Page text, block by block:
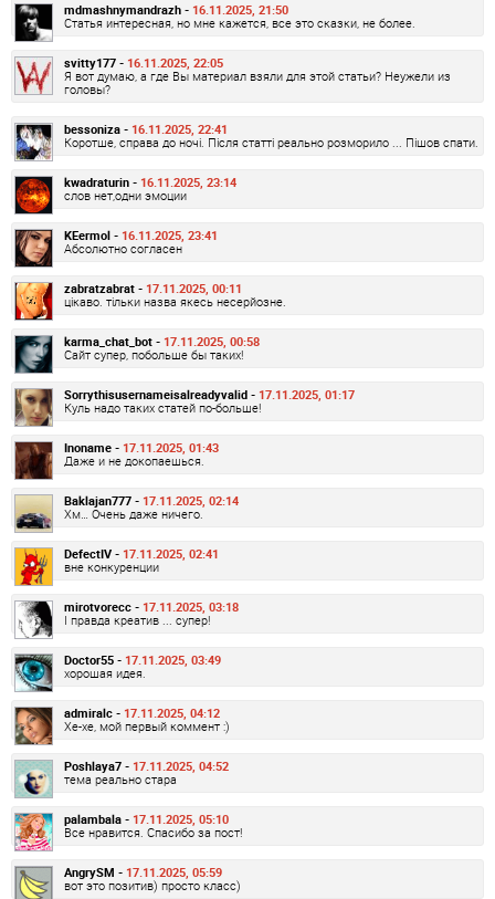
mdmashnymandrazh - 16.11.2025, 21:50
Статья интересная, но мне кажется, все это сказки, не более.
svitty177 - 16.11.2025, 22:05
Я вот думаю, а где Вы материал взяли для этой статьи? Неужели из
головы?
bessoniza - 16.11.2025, 22:41
Коротше, справа до ночі. Після статті реально розморило ... Пішов спати.
kwadraturin - 16.11.2025, 23:14
слов нет,одни эмоции
KEermol - 16.11.2025, 23:41
Абсолютно согласен
zabratzabrat - 17.11.2025, 00:11
цікаво. тільки назва якесь несерйозне.
karma_chat_bot - 17.11.2025, 00:58
Сайт супер, побольше бы таких!
Sorrythisusernameisalreadyvalid - 17.11.2025, 01:17
Куль надо таких статей по-больше!
Inoname - 17.11.2025, 01:43
Даже и не докопаешься.
Baklajan777 - 17.11.2025, 02:14
Хм… Очень даже ничего.
DefectIV - 17.11.2025, 02:41
вне конкуренции
mirotvorecc - 17.11.2025, 03:18
І правда креатив ... супер!
Doctor55 - 17.11.2025, 03:49
хорошая идея.
admiralc - 17.11.2025, 04:12
Хе-хе, мой первый коммент :)
Poshlaya7 - 17.11.2025, 04:52
тема реально стара
palambala - 17.11.2025, 05:10
Все нравится. Спасибо за пост!
AngrySM - 17.11.2025, 05:59
вот это позитив) просто класс)